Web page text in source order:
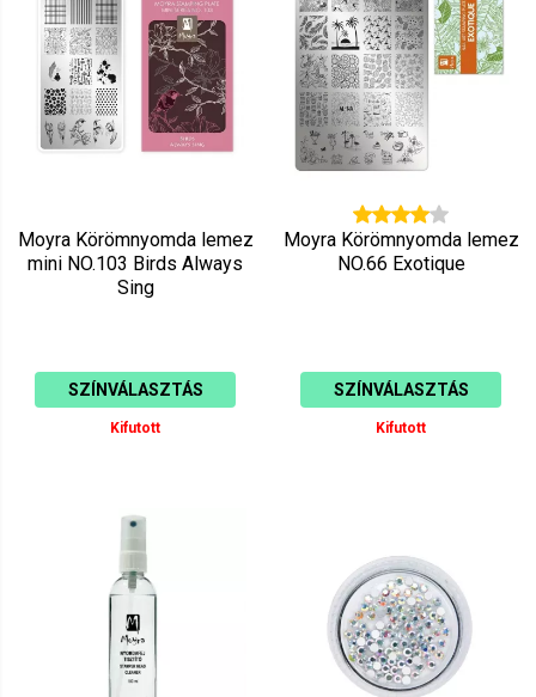
Moyra Körömnyomda lemez
mini NO.103 Birds Always
Sing
SZÍNVÁLASZTÁS
Kifutott
Moyra Körömnyomda lemez
NO.66 Exotique
SZÍNVÁLASZTÁS
Kifutott